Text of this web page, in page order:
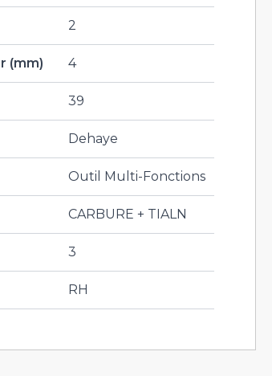
2
(mm) 4
39
Dehaye
Outil Multi-Fonctions
CARBURE + TIALN
3
RH